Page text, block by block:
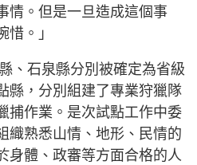
情。但是一旦造成這個事
。」
、石泉縣分別被確定為省級
縣，分別組建了專業狩獵隊
捕作業。是次試點工作中委
織熟悉山情、地形、民情的
身體、政審等方面合格的人